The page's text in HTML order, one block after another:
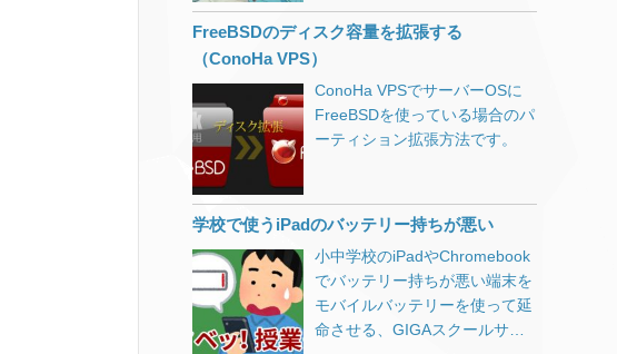
POP・SMTPで使用されている
方 メールクライアントにBecky!
を使用されている方 OCNの
POP・SMTPメール設定を
Becky!にする方法 OCN公式サ
イトによりますと、POP・
ールサーバー（POP3）
pop.ocn.ne.jp と入力 ポート番
号 995 と入力 SSL 使用する ユ
ーザー名 メールアドレスをすべ
て入力 送信メールサーバー
（SMTP） smtp.ocn.ne.jp と入
ドした2つだけ。 installer.php
20180000_XXXXXXX_archive.z
ip これだけの記事なんですけ
ど、少し寂しいので他のポイン
トも挙げておきます。
installer.phpにアクセスする前
にしておき、終わったら戻す。
nginxでキャッシュを使ってい
る場合には止めておかないとハ
マる。 正常に動作することが確
認できたらアップロードした2
つ以外にも消しておいたほうが
からアクセスしてみたところ、
画面遷移に1～3秒程と（じゅう
は実用的なレベルになりまし
ないようにと、クロスブラウザ
対応に多くの時間を費やしてき
ました。 その後HTMLの文書構
造が重要視されるようになり、
テーブルタグを使ってページレ
イアウトをすることも減り、ま
になり、クロスブラウザ対応も
スマホやタブレットが急速に普
及したおかげでレスポンシブデ
ザインが主流となり、構造化さ
れたHTMLとメディアクエリを
FreeBSDのディスク容量を拡張する
（ConoHa VPS）
ConoHa VPSでサーバーOSに
FreeBSDを使っている場合のパ
ーティション拡張方法です。
学校で使うiPadのバッテリー持ちが悪い
小中学校のiPadやChromebook
でバッテリー持ちが悪い端末を
モバイルバッテリーを使って延
命させる、GIGAスクールサポ